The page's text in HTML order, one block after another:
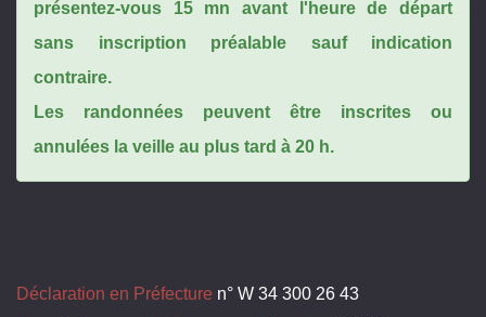
présentez-vous 15 mn avant l'heure de départ
sans inscription préalable sauf indication
contraire.
Les randonnées peuvent être inscrites ou
annulées la veille au plus tard à 20 h.
Déclaration en Préfecture n° W 34 300 26 43